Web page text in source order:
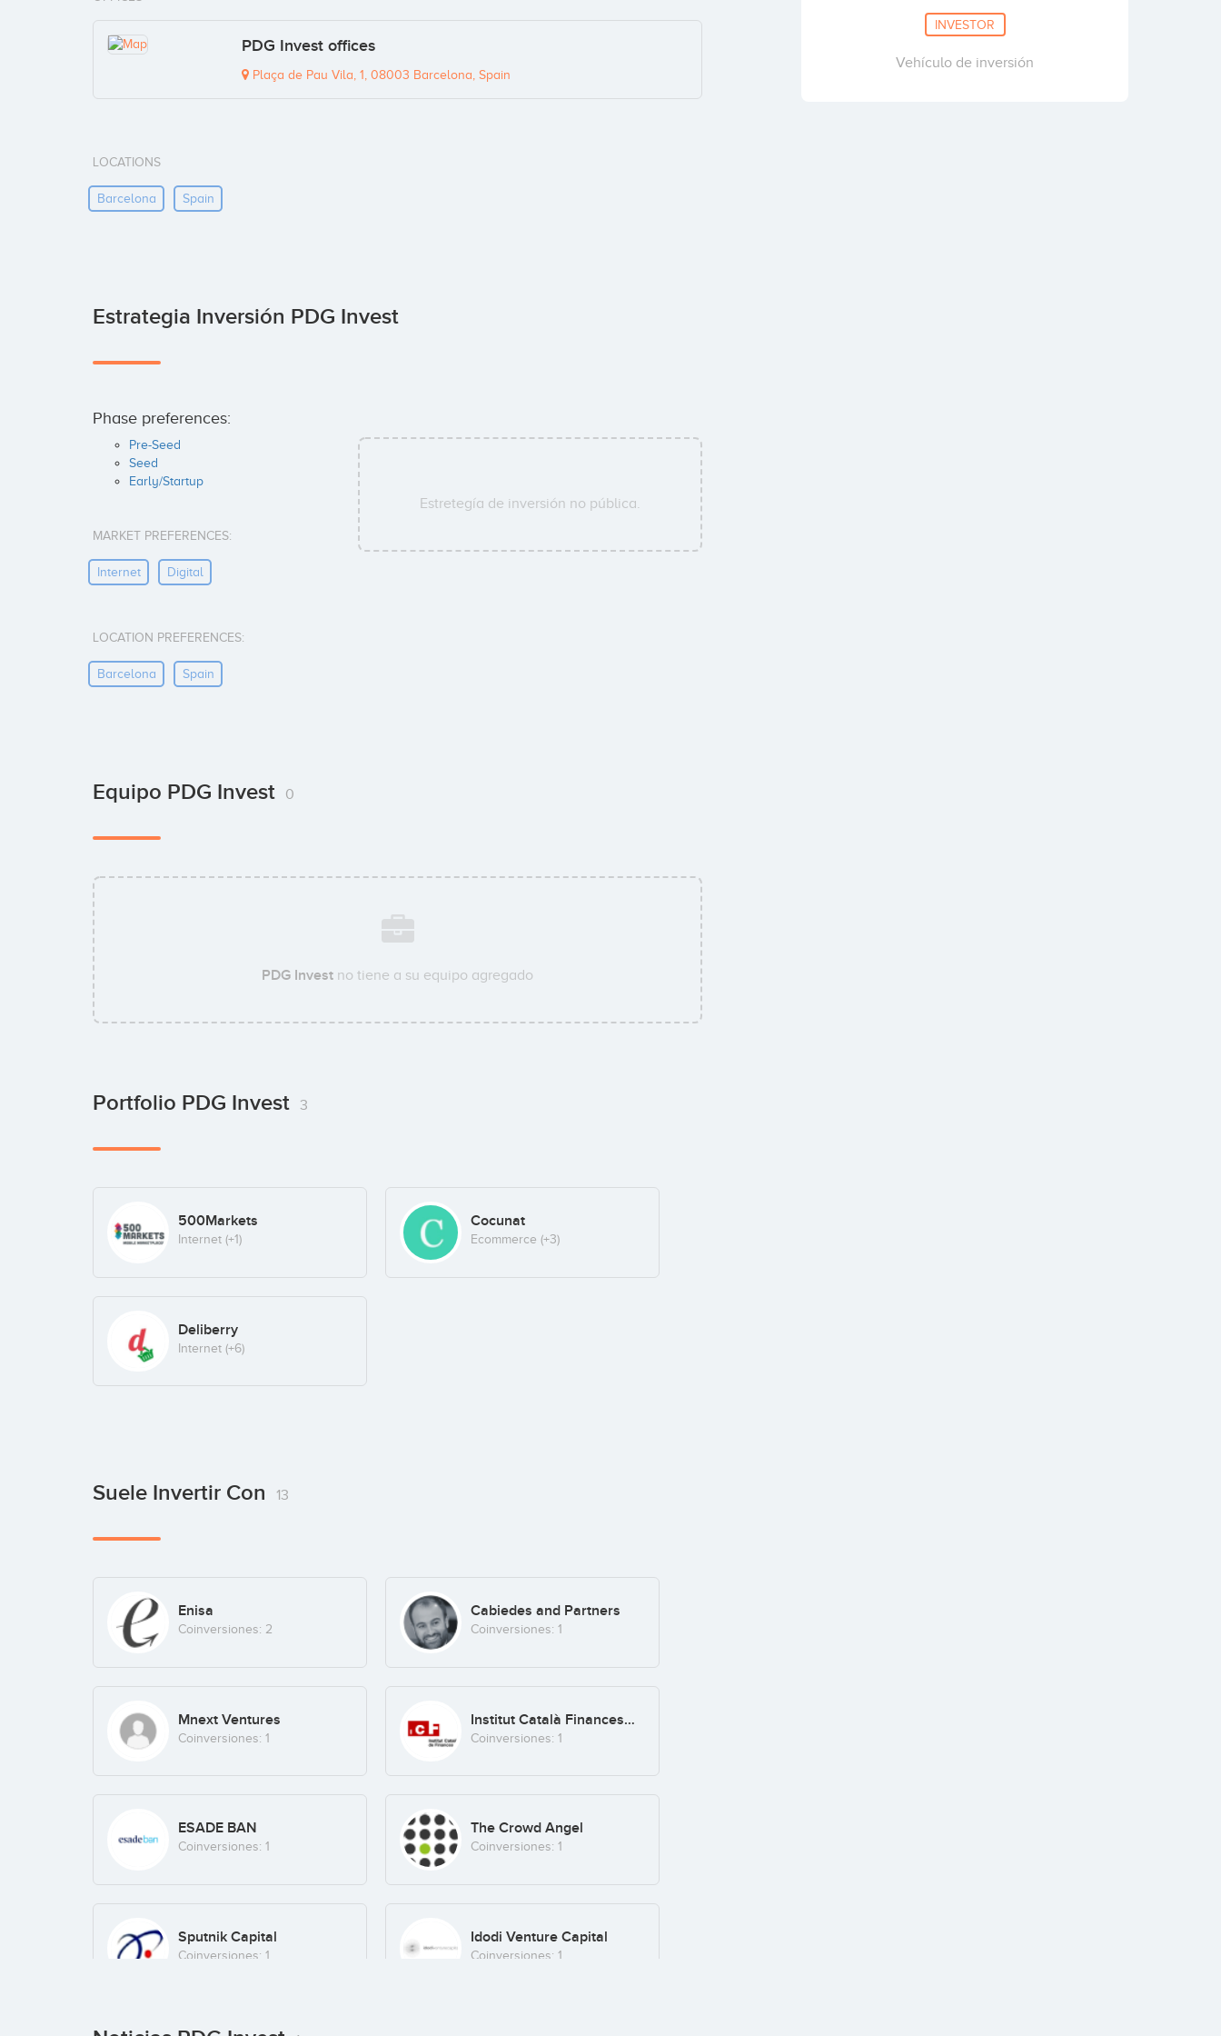
PDG Invest offices
Plaça de Pau Vila, 1, 08003 Barcelona, Spain
LOCATIONS
Barcelona Spain
Estrategia Inversión PDG Invest
Phase preferences:
Pre-Seed
Seed
Early/Startup
MARKET PREFERENCES:
Internet Digital
LOCATION PREFERENCES:
Barcelona Spain
Estretegía de inversión no pública.
Equipo PDG Invest 0
PDG Invest no tiene a su equipo agregado
Portfolio PDG Invest 3
500Markets
Internet (+1)
Cocunat
Ecommerce (+3)
Deliberry
Internet (+6)
Suele Invertir Con 13
Enisa
Coinversiones: 2
Cabiedes and Partners
Coinversiones: 1
Mnext Ventures
Coinversiones: 1
Institut Català Finances (ICF)
Coinversiones: 1
ESADE BAN
Coinversiones: 1
The Crowd Angel
Coinversiones: 1
Sputnik Capital
Coinversiones: 1
Idodi Venture Capital
Coinversiones: 1
INVESTOR
Vehículo de inversión